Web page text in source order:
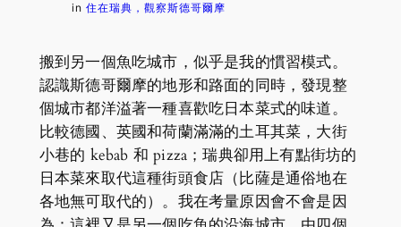
in 住在瑞典，觀察斯德哥爾摩
搬到另一個魚吃城市，似乎是我的慣習模式。
認識斯德哥爾摩的地形和路面的同時，發現整
個城市都洋溢著一種喜歡吃日本菜式的味道。
比較德國、英國和荷蘭滿滿的土耳其菜，大街
小巷的 kebab 和 pizza；瑞典卻用上有點街坊的
日本菜來取代這種街頭食店（比薩是通俗地在
各地無可取代的）。我在考量原因會不會是因